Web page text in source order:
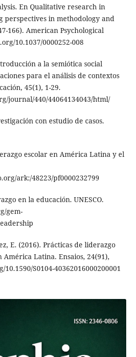
En Qualitative research in
perspectives in methodology and
166). American Psychological
10.1037/0000252-008
a la semiótica social
para el análisis de contextos
45(1), 1-29.
journal/440/44064134043/html/
con estudio de casos.
escolar en América Latina y el
ark:/48223/pf0000232799
en la educación. UNESCO.
gem-
E. (2016). Prácticas de liderazgo
Latina. Ensaios, 24(91),
S0104-40362016000200001